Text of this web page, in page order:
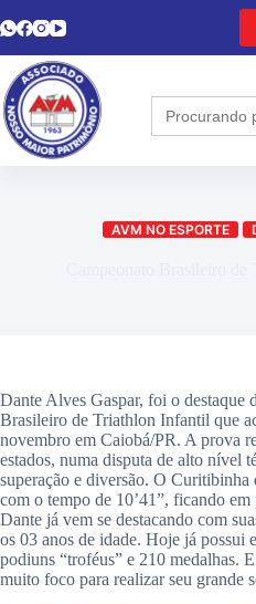
Search
for:
AVM NO ESPORTE
Dante Alves Gaspar, foi o destaque
Brasileiro de Triathlon Infantil que
novembro em Caiobá/PR. A prova
estados, numa disputa de alto nível
superação e diversão. O Curitibinha
com o tempo de 10’41”, ficando
Dante já vem se destacando com
os 03 anos de idade. Hoje já possui
podiuns “troféus” e 210 medalhas.
muito foco para realizar seu grande